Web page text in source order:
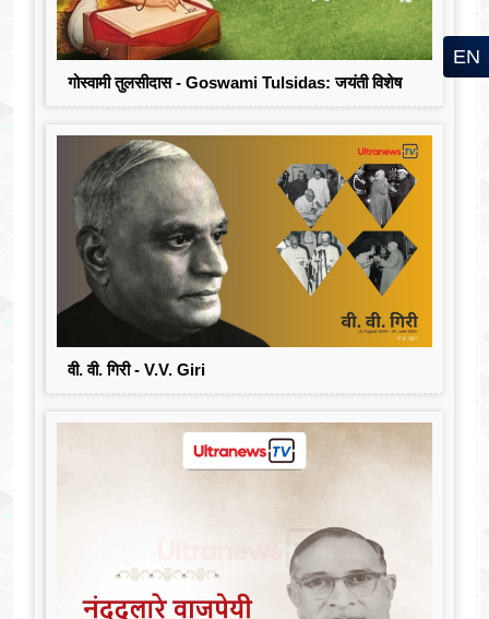
गोस्वामी तुलसीदास - Goswami Tulsidas: जयंती विशेष
वी. वी. गिरी - V.V. Giri
EN